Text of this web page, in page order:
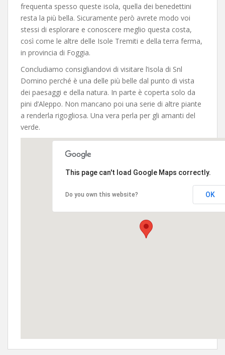
frequenta spesso queste isola, quella dei benedettini
resta la più bella. Sicuramente però avrete modo voi
stessi di esplorare e conoscere meglio questa costa,
così come le altre delle Isole Tremiti e della terra ferma,
in provincia di Foggia.
Concludiamo consigliandovi di visitare l’isola di Snl
Domino perché è una delle più belle dal punto di vista
dei paesaggi e della natura. In parte è coperta solo da
pini d’Aleppo. Non mancano poi una serie di altre piante
a renderla rigogliosa. Una vera perla per gli amanti del
verde.
This page can't load Google Maps correctly.
Do you own this website? OK